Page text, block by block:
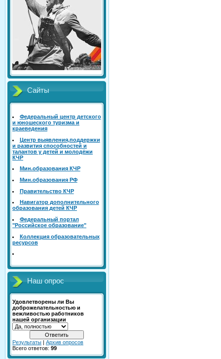
Сайты
Федеральный центр детского
и юношеского туризма и
краеведения
Центр выявления,поддержки
и развития способностей и
талантов у детей и молодёжи
КЧР
Mин.образования КЧР
Mин.образования РФ
Правительство КЧР
Навигатор дополнительного
образования детей КЧР
Федеральный портал
"Российское образование"
Коллекция образовательных
ресурсов
Наш опрос
Удовлетворены ли Вы
доброжелательностью и
вежливостью работников
нашей организации
Результаты | Архив опросов
Всего ответов: 99